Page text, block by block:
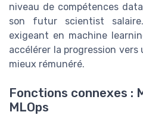
niveau de compétences
son futur scientist
exigeant en machine
accélérer la progression
mieux rémunéré.
Fonctions connexes :
MLOps